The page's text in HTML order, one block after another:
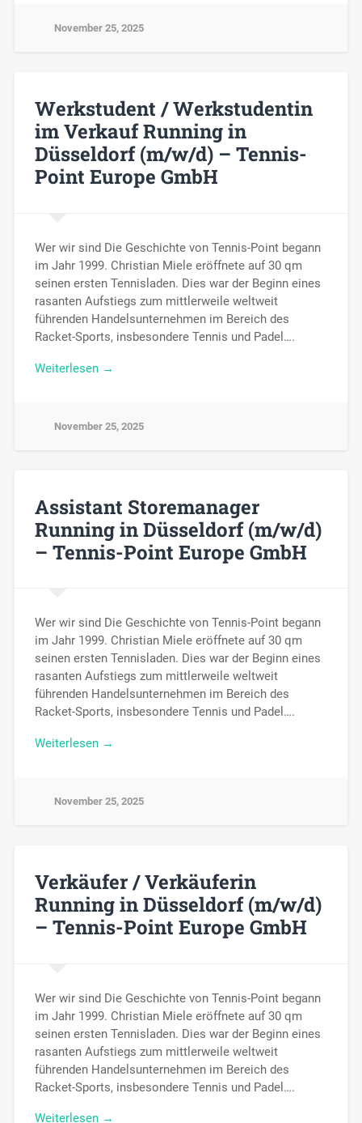
November 25, 2025
Werkstudent / Werkstudentin
im Verkauf Running in
Düsseldorf (m/w/d) – Tennis-
Point Europe GmbH
Wer wir sind Die Geschichte von Tennis-Point begann
im Jahr 1999. Christian Miele eröffnete auf 30 qm
seinen ersten Tennisladen. Dies war der Beginn eines
rasanten Aufstiegs zum mittlerweile weltweit
führenden Handelsunternehmen im Bereich des
Racket-Sports, insbesondere Tennis und Padel….
Weiterlesen →
November 25, 2025
Assistant Storemanager
Running in Düsseldorf (m/w/d)
– Tennis-Point Europe GmbH
Wer wir sind Die Geschichte von Tennis-Point begann
im Jahr 1999. Christian Miele eröffnete auf 30 qm
seinen ersten Tennisladen. Dies war der Beginn eines
rasanten Aufstiegs zum mittlerweile weltweit
führenden Handelsunternehmen im Bereich des
Racket-Sports, insbesondere Tennis und Padel….
Weiterlesen →
November 25, 2025
Verkäufer / Verkäuferin
Running in Düsseldorf (m/w/d)
– Tennis-Point Europe GmbH
Wer wir sind Die Geschichte von Tennis-Point begann
im Jahr 1999. Christian Miele eröffnete auf 30 qm
seinen ersten Tennisladen. Dies war der Beginn eines
rasanten Aufstiegs zum mittlerweile weltweit
führenden Handelsunternehmen im Bereich des
Racket-Sports, insbesondere Tennis und Padel….
Weiterlesen →